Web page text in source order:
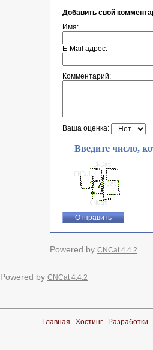
Добавить свой
Имя:
E-Mail адрес:
Комментарий:
Ваша оценка:
Введите число,
Powered by CNCat 4.4.2
Powered by CNCat 4.4.2
Главная Хостинг Разработки